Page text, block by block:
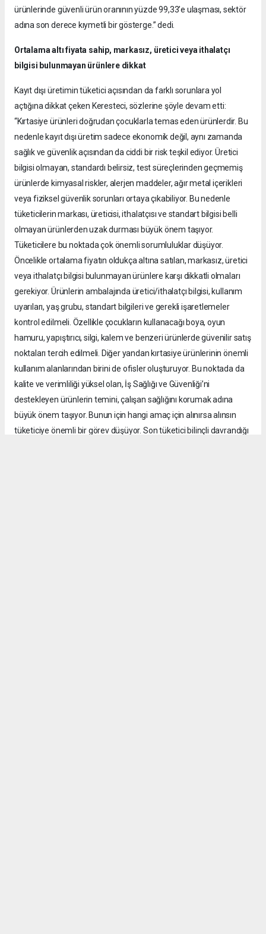
ürünlerinde güvenli ürün oranının yüzde 99,33’e ulaşması, sektör
adına son derece kıymetli bir gösterge.” dedi.
Ortalama altı fiyata sahip, markasız, üretici veya ithalatçı
bilgisi bulunmayan ürünlere dikkat
Kayıt dışı üretimin tüketici açısından da farklı sorunlara yol
açtığına dikkat çeken Keresteci, sözlerine şöyle devam etti:
“Kırtasiye ürünleri doğrudan çocuklarla temas eden ürünlerdir. Bu
nedenle kayıt dışı üretim sadece ekonomik değil, aynı zamanda
sağlık ve güvenlik açısından da ciddi bir risk teşkil ediyor. Üretici
bilgisi olmayan, standardı belirsiz, test süreçlerinden geçmemiş
ürünlerde kimyasal riskler, alerjen maddeler, ağır metal içerikleri
veya fiziksel güvenlik sorunları ortaya çıkabiliyor. Bu nedenle
tüketicilerin markası, üreticisi, ithalatçısı ve standart bilgisi belli
olmayan ürünlerden uzak durması büyük önem taşıyor.
Tüketicilere bu noktada çok önemli sorumluluklar düşüyor.
Öncelikle ortalama fiyatın oldukça altına satılan, markasız, üretici
veya ithalatçı bilgisi bulunmayan ürünlere karşı dikkatli olmaları
gerekiyor. Ürünlerin ambalajında üretici/ithalatçı bilgisi, kullanım
uyarıları, yaş grubu, standart bilgileri ve gerekli işaretlemeler
kontrol edilmeli. Özellikle çocukların kullanacağı boya, oyun
hamuru, yapıştırıcı, silgi, kalem ve benzeri ürünlerde güvenilir satış
noktaları tercih edilmeli. Diğer yandan kırtasiye ürünlerinin önemli
kullanım alanlarından birini de ofisler oluşturuyor. Bu noktada da
kalite ve verimliliği yüksel olan, İş Sağlığı ve Güvenliği’ni
destekleyen ürünlerin temini, çalışan sağlığını korumak adına
büyük önem taşıyor. Bunun için hangi amaç için alınırsa alınsın
tüketiciye önemli bir görev düşüyor. Son tüketici bilinçli davrandığı